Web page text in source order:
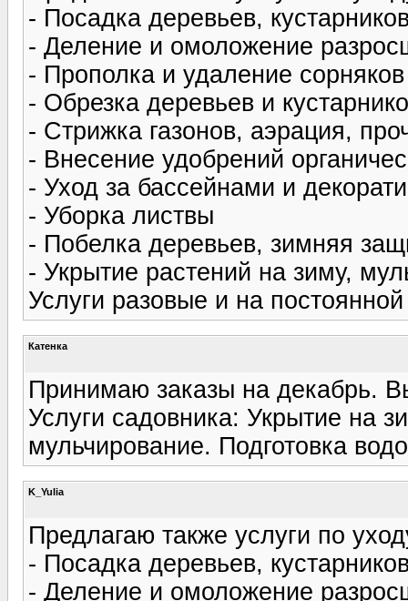
- Посадка деревьев,
- Деление и омоложение
- Прополка и удаление
- Обрезка деревьев и
- Стрижка газонов, аэрация,
- Внесение удобрений
- Уход за бассейнами и
- Уборка листвы
- Побелка деревьев, зимняя
- Укрытие растений на зиму,
Услуги разовые и на
Катенка
Принимаю заказы на декабрь.
Услуги садовника: Укрытие на
мульчирование. Подготовка
K_Yulia
Предлагаю также услуги по
- Посадка деревьев,
- Деление и омоложение